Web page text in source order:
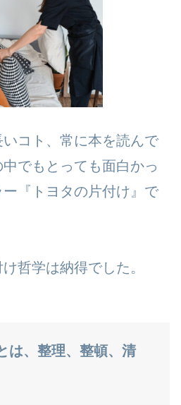
コト、常に本を読んで
でもとっても面白かっ
『トヨタの片付け』で
哲学は納得でした。
は、整理、整頓、清